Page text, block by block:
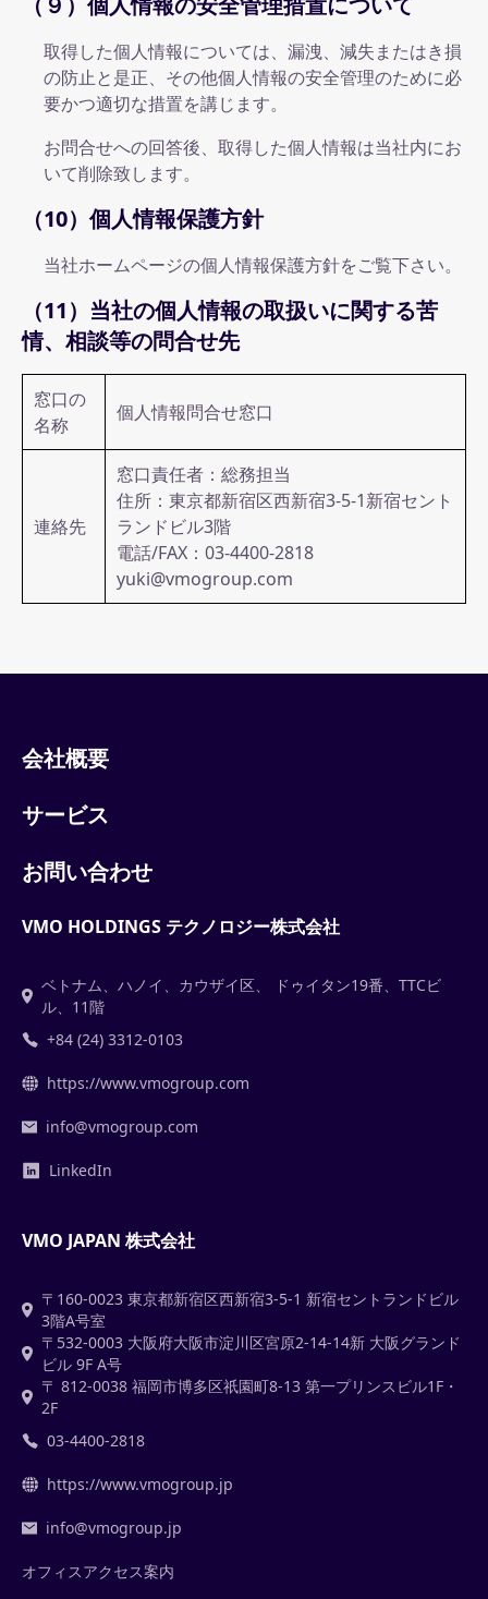
取得した個人情報については、漏洩、減失またはき損
の防止と是正、その他個人情報の安全管理のために必
要かつ適切な措置を講じます。
お問合せへの回答後、取得した個人情報は当社内にお
いて削除致します。
（10）個人情報保護方針
当社ホームページの個人情報保護方針をご覧下さい。
（11）当社の個人情報の取扱いに関する苦
情、相談等の問合せ先
窓口の
名称
個人情報問合せ窓口
連絡先
窓口責任者：総務担当
住所：東京都新宿区西新宿3-5-1新宿セント
ランドビル3階
電話/FAX：03-4400-2818
yuki@vmogroup.com
会社概要
サービス
お問い合わせ
VMO HOLDINGS テクノロジー株式会社
ベトナム、ハノイ、カウザイ区、 ドゥイタン19番、TTCビ
ル、11階
+84 (24) 3312-0103
https://www.vmogroup.com
info@vmogroup.com
LinkedIn
VMO JAPAN 株式会社
〒160-0023 東京都新宿区西新宿3-5-1 新宿セントランドビル
3階A号室
〒532-0003 大阪府大阪市淀川区宮原2-14-14新 大阪グランド
ビル 9F A号
〒 812-0038 福岡市博多区祇園町8-13 第一プリンスビル1F・
2F
03-4400-2818
https://www.vmogroup.jp
info@vmogroup.jp
オフィスアクセス案内